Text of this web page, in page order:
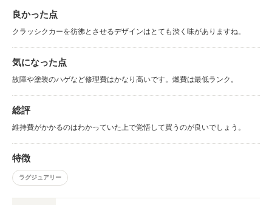
良かった点
クラッシクカーを彷彿とさせるデザインはとても渋く味がありますね。
気になった点
故障や塗装のハゲなど修理費はかなり高いです。燃費は最低ランク。
総評
維持費がかかるのはわかっていた上で覚悟して買うのが良いでしょう。
特徴
ラグジュアリー